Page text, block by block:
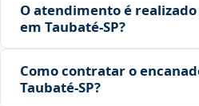
O atendimento é
em Taubaté‑SP?
Como contratar o
Taubaté‑SP?